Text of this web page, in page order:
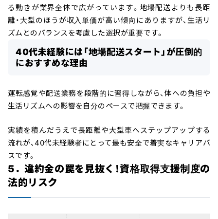
る動きが業界全体で広がっています。地場配送よりも長距
離・大型のほうが収入単価が高い傾向にありますが、生活リ
ズムとのバランスを考慮した選択が重要です。
40代未経験には「地場配送スタート」が圧倒的
におすすめな理由
運転感覚や配送業務を段階的に習得しながら、体への負担や
生活リズムへの影響を自分のペースで把握できます。
実績を積んだうえで長距離や大型車へステップアップする
流れが、40代未経験者にとって最も安全で着実なキャリアパ
スです。
5．違約金の罠を見抜く！資格取得支援制度の
法的リスク